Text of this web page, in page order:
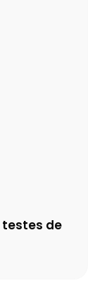
testes de